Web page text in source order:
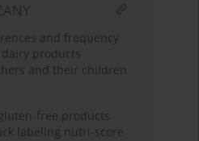
and frequency
products
and their children
free products
labeling nutri-score